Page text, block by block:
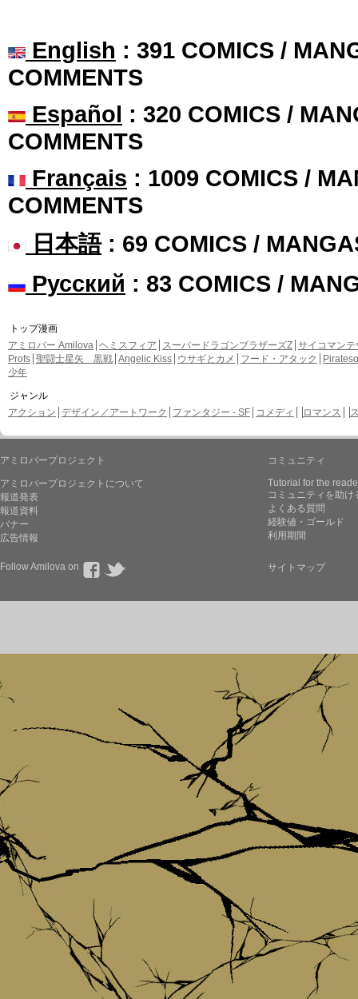
English : 391 COMICS /
COMMENTS
Español : 320 COMICS /
COMMENTS
Français : 1009 COMICS /
COMMENTS
日本語: 69 COMICS /
Русский : 83 COMICS /
トップ漫画
アミロバー Amilova ヘミスフィア スーパードラゴンブラザーズZ サイコマンテ
Profs 聖闘士星矢 黒戦 Angelic Kiss ウサギとカメ フード・アタック
少年
ジャンル
アクション デザイン／アートワーク ファンタジー - SF コメディ ロマンス
アミロバープロジェクト
アミロバープロジェクトについて
報道発表
報道資料
バナー
広告情報
コミュニティ
Tutorial for the
コミュニティを助け
よくある質問
経験値・ゴールド
利用期間
Follow Amilova on サイトマップ